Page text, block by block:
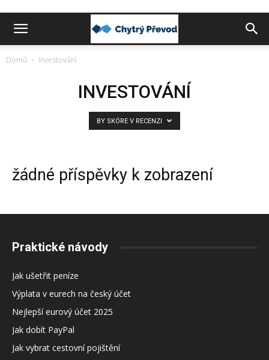
Chytrý
Domů Investování
INVESTOVÁNÍ
BY SKÓRE V RECENZI
žádné příspěvky k zobrazení
Praktické návody
Jak ušetřit peníze
Výplata v eurech na český účet
Nejlepší eurový účet 2025
Jak dobít PayPal
Jak vybrat cestovní pojištění